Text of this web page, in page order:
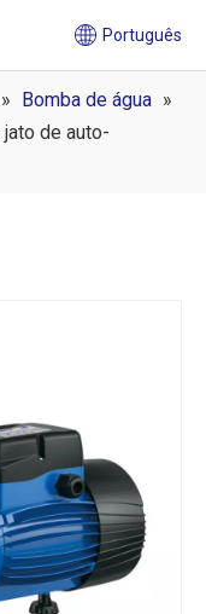
Português
» Bomba de água »
de auto-